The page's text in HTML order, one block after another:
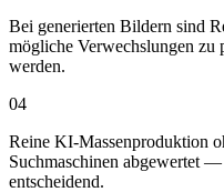
Bei generierten Bildern sind
mögliche Verwechslungen zu
werden.
04
Reine KI-Massenproduktion
Suchmaschinen abgewertet
entscheidend.